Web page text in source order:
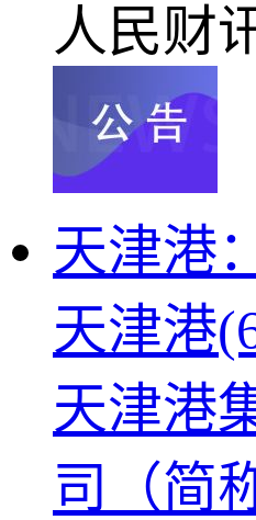
人民财
天津港
天津港
天津港
司（简